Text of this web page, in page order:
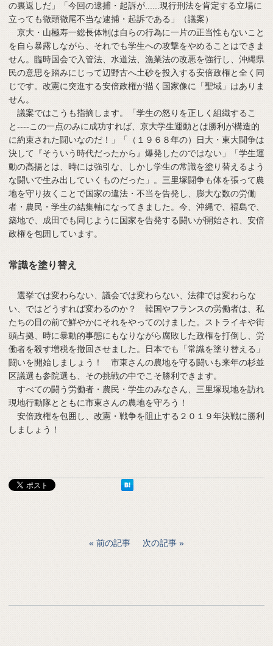
の裏返しだ」「今回の逮捕・起訴が......現行刑法を肯定する立場に
立っても徹頭徹尾不当な逮捕・起訴である」（議案）
京大・山極寿一総長体制は自らの行為に一片の正当性もないこと
を自ら暴露しながら、それでも学生への攻撃をやめることはできま
せん。臨時国会で入管法、水道法、漁業法の改悪を強行し、沖縄県
民の意思を踏みにじって辺野古へ土砂を投入する安倍政権と全く同
じです。改憲に突進する安倍政権が描く国家像に「聖域」はありま
せん。
議案ではこうも指摘します。「学生の怒りを正しく組織するこ
と----この一点のみに成功すれば、京大学生運動とは勝利が構造的
に約束された闘いなのだ！」「（１９６８年の）日大・東大闘争は
決して『そういう時代だったから』爆発したのではない」「学生運
動の高揚とは、時には強引な、しかし学生の常識を塗り替えるよう
な闘いで生み出していくものだった」。三里塚闘争も体を張って農
地を守り抜くことで国家の違法・不当を告発し、膨大な数の労働
者・農民・学生の結集軸になってきました。今、沖縄で、福島で、
築地で、成田でも同じように国家を告発する闘いが開始され、安倍
政権を包囲しています。
常識を塗り替え
選挙では変わらない、議会では変わらない、法律では変わらな
い、ではどうすれば変わるのか？ 韓国やフランスの労働者は、私
たちの目の前で鮮やかにそれをやってのけました。ストライキや街
頭占拠、時に暴動的事態にもなりながら腐敗した政権を打倒し、労
働者を殺す増税を撤回させました。日本でも「常識を塗り替える」
闘いを開始しましょう！ 市東さんの農地を守る闘いも来年の杉並
区議選も参院選も、その挑戦の中でこそ勝利できます。
すべての闘う労働者・農民・学生のみなさん、三里塚現地を訪れ
現地行動隊とともに市東さんの農地を守ろう！
安倍政権を包囲し、改憲・戦争を阻止する２０１９年決戦に勝利
しましょう！
前の記事 次の記事